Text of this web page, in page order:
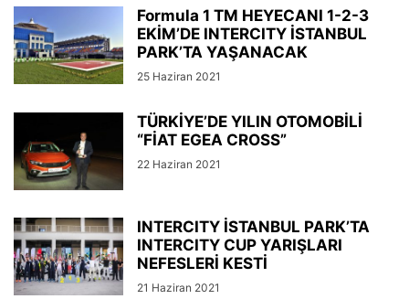
Formula 1 TM HEYECANI 1-2-3
EKİM’DE INTERCITY İSTANBUL
PARK’TA YAŞANACAK
25 Haziran 2021
TÜRKİYE’DE YILIN OTOMOBİLİ
“FİAT EGEA CROSS”
22 Haziran 2021
INTERCITY İSTANBUL PARK’TA
INTERCITY CUP YARIŞLARI
NEFESLERİ KESTİ
21 Haziran 2021